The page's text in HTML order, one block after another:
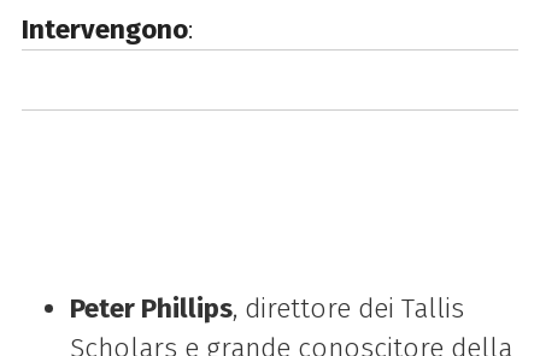
Intervengono:
Peter Phillips, direttore dei Tallis
Scholars e grande conoscitore della